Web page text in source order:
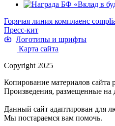
Горячая линия комплаенс
Пресс-кит
Логотипы и шрифты
Карта сайта
Copyright 2025
Копирование материалов сайта
Произведения, размещенные на
Данный сайт адаптирован для
Мы постараемся вам помочь.